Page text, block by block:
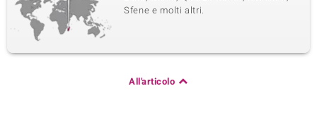
Sfene e molti altri.
All'articolo